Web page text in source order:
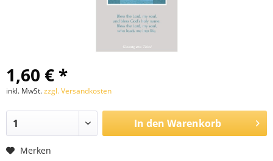
1,60 € *
inkl. MwSt.zzgl. Versandkosten
In den Warenkorb
Merken